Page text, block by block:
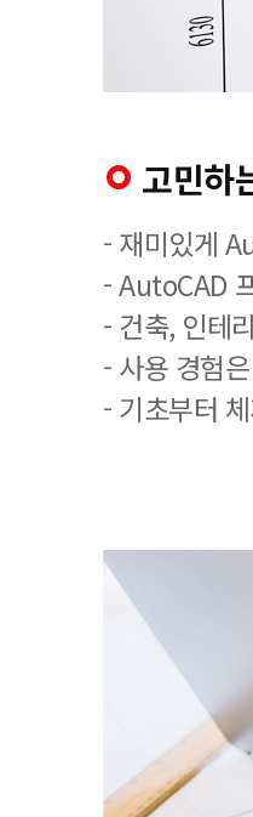
고민하
- 재미있게
- AutoCAD
- 건축, 인테
- 사용 경험
- 기초부터